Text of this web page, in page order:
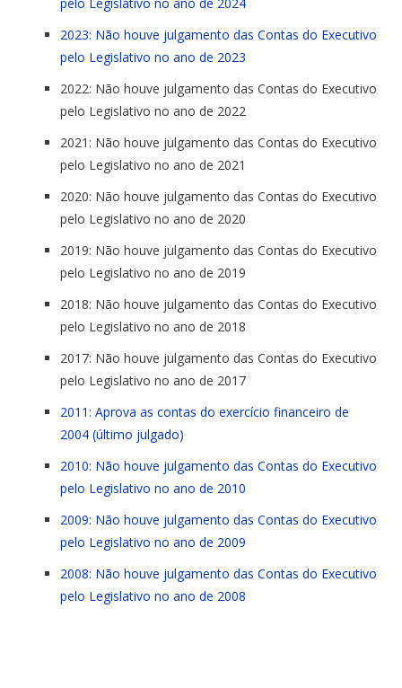
pelo Legislativo no ano de 2024
2023: Não houve julgamento das Contas do Executivo
pelo Legislativo no ano de 2023
2022: Não houve julgamento das Contas do Executivo
pelo Legislativo no ano de 2022
2021: Não houve julgamento das Contas do Executivo
pelo Legislativo no ano de 2021
2020: Não houve julgamento das Contas do Executivo
pelo Legislativo no ano de 2020
2019: Não houve julgamento das Contas do Executivo
pelo Legislativo no ano de 2019
2018: Não houve julgamento das Contas do Executivo
pelo Legislativo no ano de 2018
2017: Não houve julgamento das Contas do Executivo
pelo Legislativo no ano de 2017
2011: Aprova as contas do exercício financeiro de
2004 (último julgado)
2010: Não houve julgamento das Contas do Executivo
pelo Legislativo no ano de 2010
2009: Não houve julgamento das Contas do Executivo
pelo Legislativo no ano de 2009
2008: Não houve julgamento das Contas do Executivo
pelo Legislativo no ano de 2008